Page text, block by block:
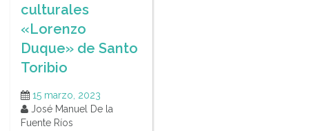
culturales
«Lorenzo
Duque» de Santo
Toribio
15 marzo, 2023
José Manuel De la
Fuente Ríos